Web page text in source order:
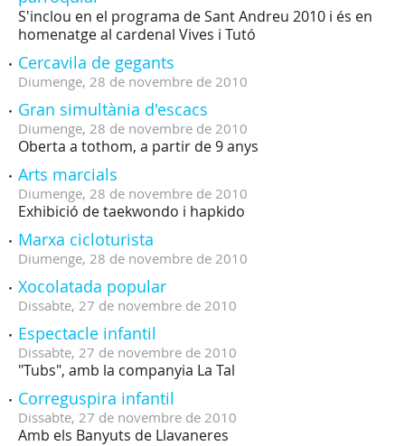
S'inclou en el programa de Sant Andreu 2010 i és en
homenatge al cardenal Vives i Tutó
Cercavila de gegants
Diumenge, 28 de novembre de 2010
Gran simultània d'escacs
Diumenge, 28 de novembre de 2010
Oberta a tothom, a partir de 9 anys
Arts marcials
Diumenge, 28 de novembre de 2010
Exhibició de taekwondo i hapkido
Marxa cicloturista
Diumenge, 28 de novembre de 2010
Xocolatada popular
Dissabte, 27 de novembre de 2010
Espectacle infantil
Dissabte, 27 de novembre de 2010
"Tubs", amb la companyia La Tal
Correguspira infantil
Dissabte, 27 de novembre de 2010
Amb els Banyuts de Llavaneres